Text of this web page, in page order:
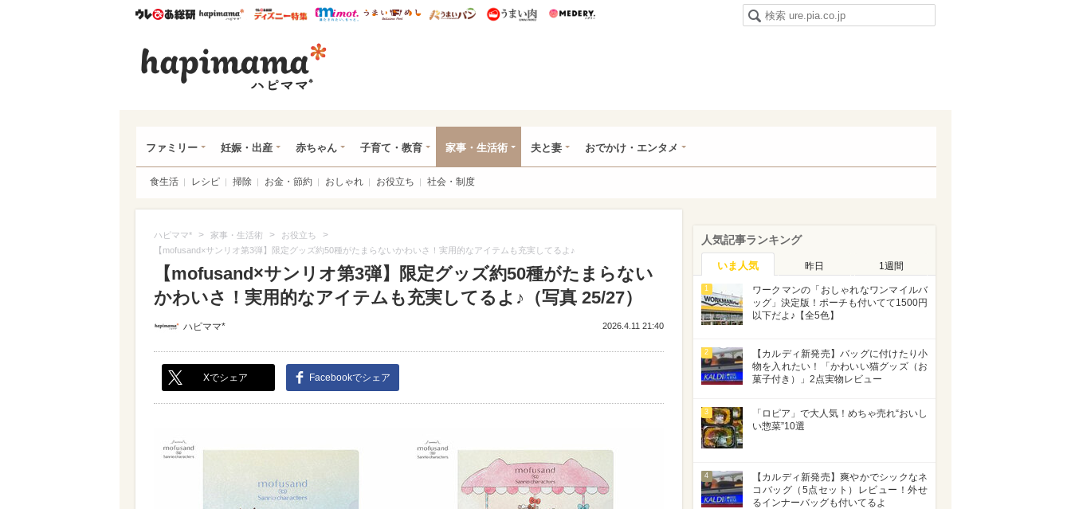
ウレぴあ総研ハピママ* ウレぴあ総研 ディズニー特集
mimot. うまいめし うまいパン うまい肉
ファミリー 妊娠・出産 赤ちゃん 子育て・教育 家事・生活術 夫と妻 おでかけ・エンタメ
食生活 レシピ 掃除 お金・節約 おしゃれ お役立ち 社会・制度
ハピママ* > 家事・生活術 > お役立ち >
【mofusand×サンリオ第3弾】限定グッズ約50種がたまらないかわいさ！実用的なアイテムも充実してるよ♪
【mofusand×サンリオ第3弾】限定グッズ約50種がたまらない
かわいさ！実用的なアイテムも充実してるよ♪（写真 25/27）
ハピママ* 2026.4.11 21:40
Xでシェア Facebookでシェア
人気記事ランキング
いま人気 昨日 1週間
1
ワークマンの「おしゃれなワンマイルバ
ッグ」決定版！ポーチも付いてて1500円
以下だよ♪【全5色】
2
【カルディ新発売】バッグに付けたり小
物を入れたい！「かわいい猫グッズ（お
菓子付き）」2点実物レビュー
3
「ロピア」で大人気！めちゃ売れ“おいし
い惣菜”10選
4
【カルディ新発売】爽やかでシックなネ
コバッグ（5点セット）レビュー！外せ
るインナーバッグも付いてるよ